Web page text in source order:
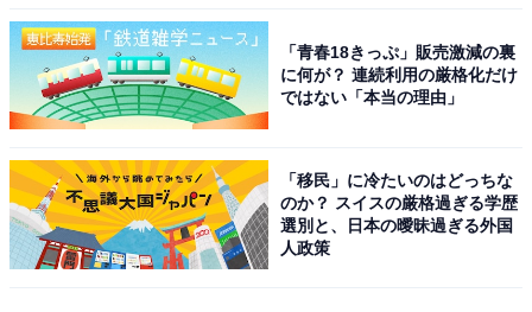
ません。
実はわが家はシンプルライフを極めようとするあまり、
つも持っています。その結果、朝の忙しい時間帯に家族
がそれぞれ自由に家電を使うと、ブレーカーが落ちるこ
とがたびたびありました。
「青春18きっぷ」販売激減の裏
に何が？ 連続利用の厳格化だけ
ではない「本当の理由」
「移民」に冷たいのはどっちな
のか？ スイスの厳格過ぎる学歴
選別と、日本の曖昧過ぎる外国
人政策